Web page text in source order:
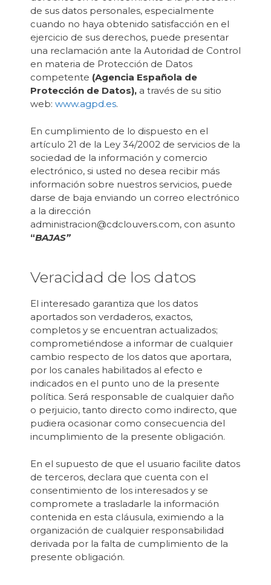
de sus datos personales, especialmente
cuando no haya obtenido satisfacción en el
ejercicio de sus derechos, puede presentar
una reclamación ante la Autoridad de Control
en materia de Protección de Datos
competente (Agencia Española de
Protección de Datos), a través de su sitio
web: www.agpd.es.
En cumplimiento de lo dispuesto en el
artículo 21 de la Ley 34/2002 de servicios de la
sociedad de la información y comercio
electrónico, si usted no desea recibir más
información sobre nuestros servicios, puede
darse de baja enviando un correo electrónico
a la dirección
administracion@cdclouvers.com, con asunto
“BAJAS”
Veracidad de los datos
El interesado garantiza que los datos
aportados son verdaderos, exactos,
completos y se encuentran actualizados;
comprometiéndose a informar de cualquier
cambio respecto de los datos que aportara,
por los canales habilitados al efecto e
indicados en el punto uno de la presente
política. Será responsable de cualquier daño
o perjuicio, tanto directo como indirecto, que
pudiera ocasionar como consecuencia del
incumplimiento de la presente obligación.
En el supuesto de que el usuario facilite datos
de terceros, declara que cuenta con el
consentimiento de los interesados y se
compromete a trasladarle la información
contenida en esta cláusula, eximiendo a la
organización de cualquier responsabilidad
derivada por la falta de cumplimiento de la
presente obligación.